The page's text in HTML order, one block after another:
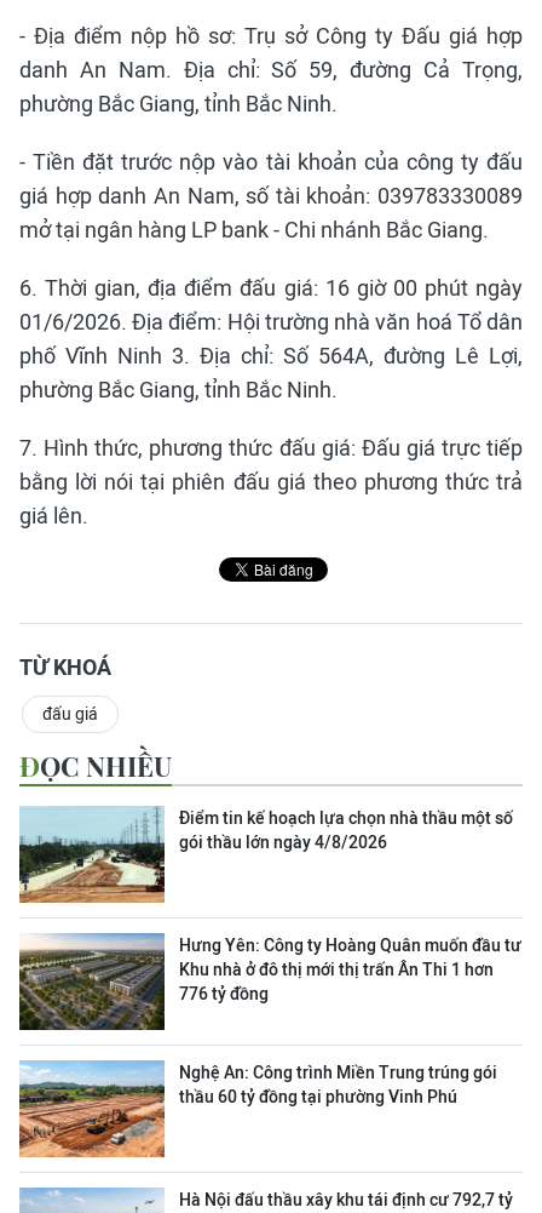
- Địa điểm nộp hồ sơ: Trụ sở Công ty Đấu giá hợp
danh An Nam. Địa chỉ: Số 59, đường Cả Trọng,
phường Bắc Giang, tỉnh Bắc Ninh.
- Tiền đặt trước nộp vào tài khoản của công ty đấu
giá hợp danh An Nam, số tài khoản: 039783330089
mở tại ngân hàng LP bank - Chi nhánh Bắc Giang.
6. Thời gian, địa điểm đấu giá: 16 giờ 00 phút ngày
01/6/2026. Địa điểm: Hội trường nhà văn hoá Tổ dân
phố Vĩnh Ninh 3. Địa chỉ: Số 564A, đường Lê Lợi,
phường Bắc Giang, tỉnh Bắc Ninh.
7. Hình thức, phương thức đấu giá: Đấu giá trực tiếp
bằng lời nói tại phiên đấu giá theo phương thức trả
giá lên.
TỪ KHOÁ
đấu giá
ĐỌC NHIỀU
Điểm tin kế hoạch lựa chọn nhà thầu một số
gói thầu lớn ngày 4/8/2026
Hưng Yên: Công ty Hoàng Quân muốn đầu tư
Khu nhà ở đô thị mới thị trấn Ân Thi 1 hơn
776 tỷ đồng
Nghệ An: Công trình Miền Trung trúng gói
thầu 60 tỷ đồng tại phường Vinh Phú
Hà Nội đấu thầu xây khu tái định cư 792,7 tỷ